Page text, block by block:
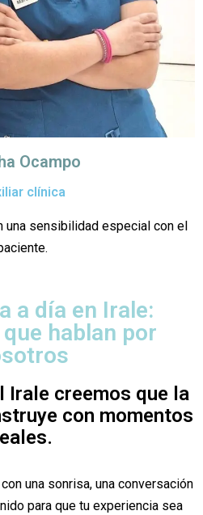
Ocampo
clínica
una sensibilidad especial con el
a día en Irale:
hablan por
Irale creemos que la
con momentos
una sonrisa, una conversación
para que tu experiencia sea